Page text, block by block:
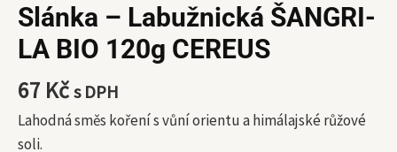
Slánka – Labužnická ŠANGRI-
LA BIO 120g CEREUS
67 Kčs DPH
Lahodná směs koření s vůní orientu a himálajské růžové
soli.